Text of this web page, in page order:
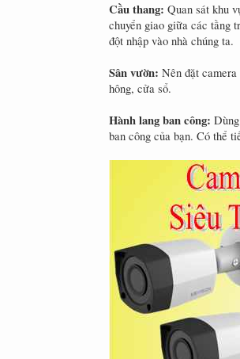
Cầu thang: Quan sát khu
chuyển giao giữa các tầng
đột nhập vào nhà chúng ta.
Sân vườn: Nên đặt
hông, cửa sổ.
Hành lang ban công:
ban công của bạn. Có thể